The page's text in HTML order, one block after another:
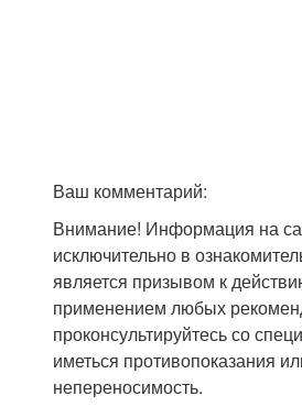
Ваш комментарий:
Внимание! Информация на
исключительно в
является призывом к
применением любых
проконсультируйтесь со
иметься противопоказания
непереносимость.